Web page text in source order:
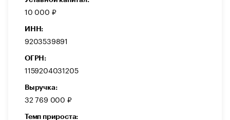
10 000 ₽
ИНН:
9203539891
ОГРН:
1159204031205
Выручка:
32 769 000 ₽
Темп прироста: